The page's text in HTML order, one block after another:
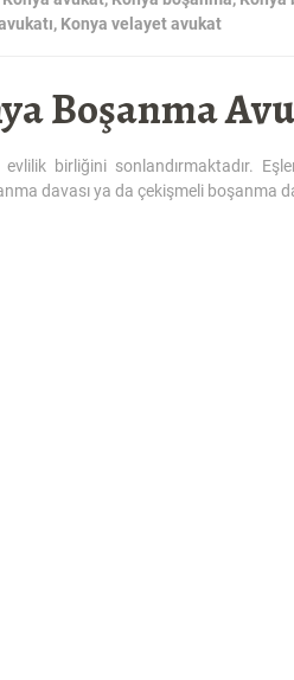
, Konya velayet avukat
Boşanma
birliğini sonlandırmaktadır.
davası ya da çekişmeli boşanma